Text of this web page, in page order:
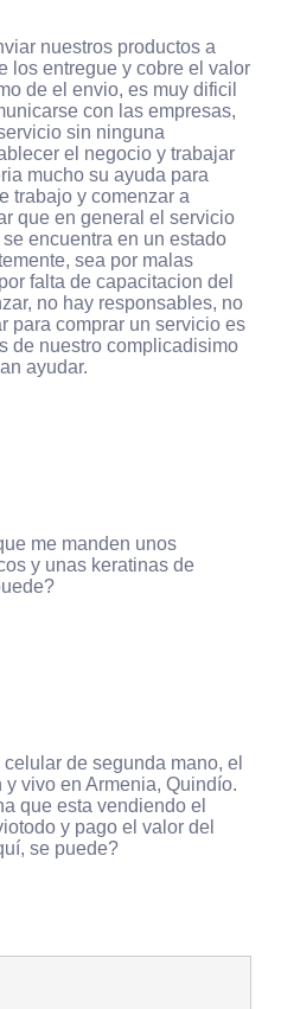
nuestros productos a
los entregue y cobre el valor
de el envio, es muy dificil
con las empresas,
sin ninguna
el negocio y trabajar
mucho su ayuda para
trabajo y comenzar a
que en general el servicio
encuentra en un estado
sea por malas
falta de capacitacion del
no hay responsables, no
para comprar un servicio es
de nuestro complicadisimo
ayudar.
me manden unos
y unas keratinas de
de segunda mano, el
vivo en Armenia, Quindío.
que esta vendiendo el
y pago el valor del
se puede?